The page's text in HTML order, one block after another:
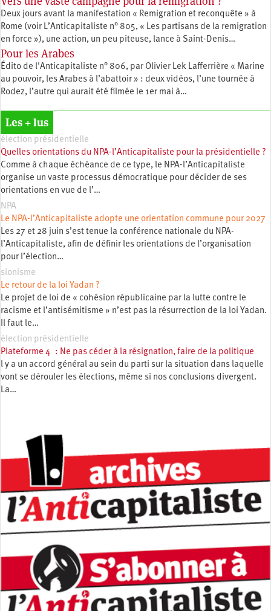
Deux jours avant la manifestation « Remigration et reconquête » à
Rome (voir L’Anticapitaliste n° 805, « Les partisans de la remigration
en force »), une action, un peu piteuse, lance à Saint-Denis…
Pour les Arabes
Édito de l'Anticapitaliste n° 806, par Olivier Lek Lafferrière « Marine
au pouvoir, les Arabes à l’abattoir » : deux vidéos, l’une tournée à
Rodez, l’autre qui aurait été filmée le 1er mai à…
Les + lus
élection présidentielle
Quelles orientations du NPA-l’Anticapitaliste pour la présidentielle ?
Comme à chaque échéance de ce type, le NPA-l’Anticapitaliste
organise un vaste processus démocratique pour décider de ses
orientations en vue de l’…
NPA
Le NPA-l’Anticapitaliste adopte une orientation commune pour 2027
Les 27 et 28 juin s’est tenue la conférence nationale du NPA-
l’Anticapitaliste, afin de définir les orientations de l’organisation
pour l’élection…
sionisme
Le retour de la loi Yadan ?
Le projet de loi de « cohésion républicaine par la lutte contre le
racisme et l’antisémitisme » n’est pas la résurrection de la loi Yadan.
Il faut le…
élection présidentielle
Plateforme 4 : Ne pas céder à la résignation, faire de la politique
l y a un accord général au sein du parti sur la situation dans laquelle
vont se dérouler les élections, même si nos conclusions divergent.
La…